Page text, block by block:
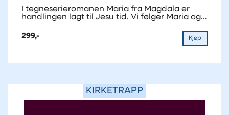
I tegneserieromanen Maria fra Magdala er
handlingen lagt til Jesu tid. Vi følger Maria og
299,-
Kjøp
KIRKETRAPP